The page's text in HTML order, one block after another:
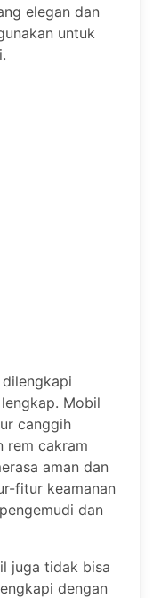
elegan dan
untuk
dilengkapi
Mobil
canggih
rem cakram
aman dan
fitur keamanan
dan
juga tidak bisa
dengan